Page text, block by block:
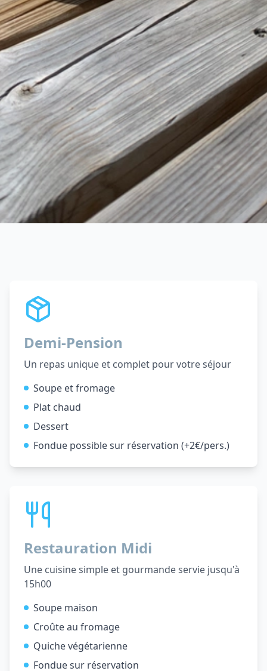
Demi-Pension
Un repas unique et complet pour votre séjour
Soupe et fromage
Plat chaud
Dessert
Fondue possible sur réservation (+2€/pers.)
Restauration Midi
Une cuisine simple et gourmande servie jusqu'à
15h00
Soupe maison
Croûte au fromage
Quiche végétarienne
Fondue sur réservation